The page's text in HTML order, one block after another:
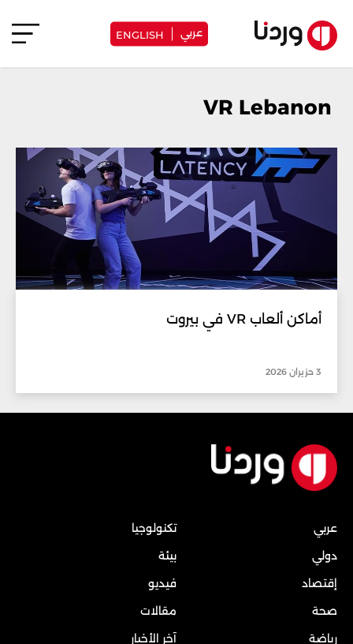
عربي ENGLISH
أماكن ألعاب VR في بيروت
3 حزيران 2026
عربي
دولي
إقتصاد
صحة
رياضة
تكنولوجيا
بيئة
فيديو
مقالات
آخر الأخبار